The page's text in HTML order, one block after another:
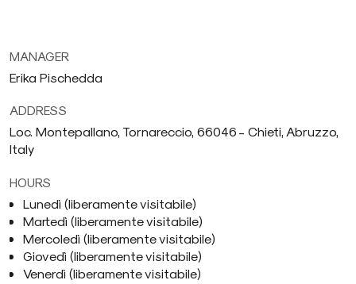
MANAGER
Erika Pischedda
ADDRESS
Loc. Montepallano, Tornareccio, 66046 - Chieti, Abruzzo,
Italy
HOURS
Lunedì (liberamente visitabile)
Martedì (liberamente visitabile)
Mercoledì (liberamente visitabile)
Giovedì (liberamente visitabile)
Venerdì (liberamente visitabile)